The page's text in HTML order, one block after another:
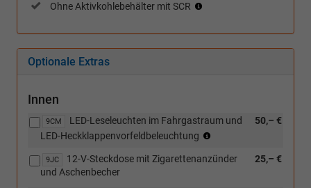
Verbindung
TSI)
Ohne Aktivkohlebehälter mit SCR
Verbindung
Optionale Extras
Innen
9CM 50,– €
LED-Leseleuchten im Fahrgastraum und
LED-Heckklappenvorfeldbeleuchtung
Verbindung
9JC 25,– €
12-V-Steckdose mit Zigarettenanzünder
und Aschenbecher